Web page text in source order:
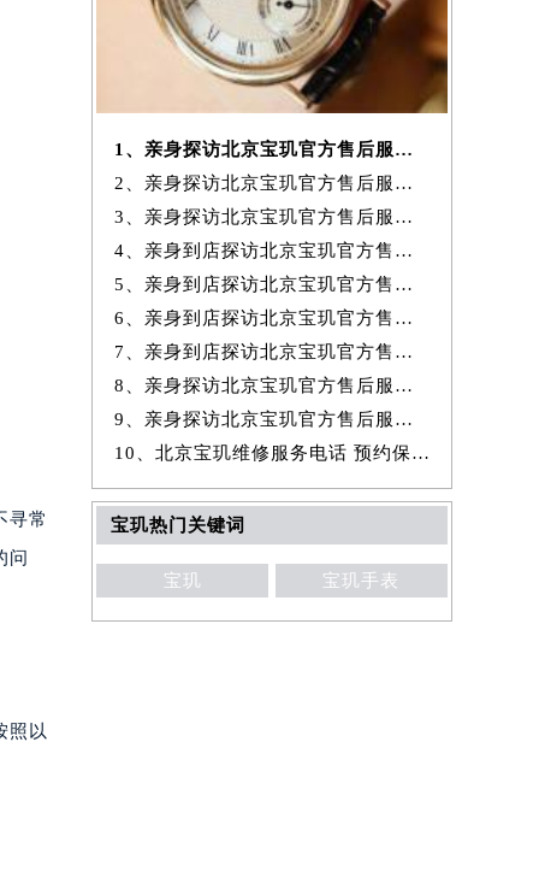
寻常
问
照以
1、亲身探访北京宝玑官方售后服务中心｜网点地址及服务热线（2026年7月
2、亲身探访北京宝玑官方售后服务中心｜电话和完整地址（2026年7月最新）
3、亲身探访北京宝玑官方售后服务中心｜地址与24小时客服电话（2026年7
4、亲身到店探访北京宝玑官方售后服务中心｜完整网点地址与热线（2026年
5、亲身到店探访北京宝玑官方售后服务中心｜网点地址与客服电话（2026年
6、亲身到店探访北京宝玑官方售后服务中心｜最新官方热线和24小时维修
7、亲身到店探访北京宝玑官方售后服务中心｜全新地址与官方电话（2026年
8、亲身探访北京宝玑官方售后服务中心｜官方热线与门店地址（2026年7月
9、亲身探访北京宝玑官方售后服务中心｜详细网点地址与售后服务电话（20
10、北京宝玑维修服务电话 预约保养售后服务中心权威公示（2026年7月最
宝玑热门关键词
宝玑 宝玑手表